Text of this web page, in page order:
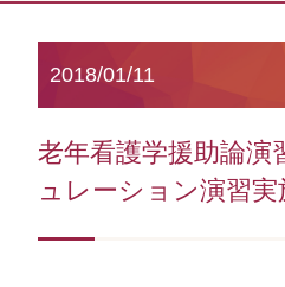
2018/01/11
老年看護学援助論演
ュレーション演習実